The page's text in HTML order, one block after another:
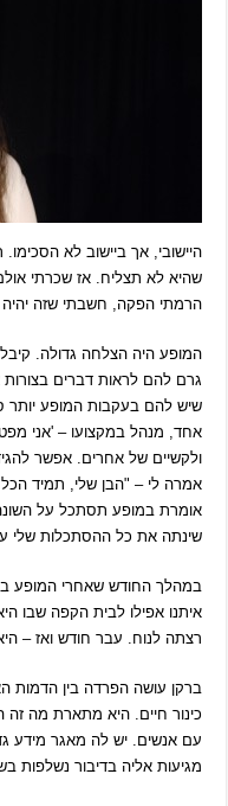
היישובי, אך ביישוב לא
שהיא לא תצליח. אז שכרתי
הרמתי הפקה, חשבתי שזה
המופע היה הצלחה גדולה.
גרם להם לראות דברים
שיש להם בעקבות המופע
אחד, מנהל במקצועו – 'אני
ולקשיים של אחרים. אפשר
אמרה לי – "הבן שלי, תמיד
אומרת במופע תסתכל על
שינתה את כל ההסתכלות שלי
במהלך החודש שאחרי המופע
איתנו אפילו לבית הקפה שבו
רצתה לנוח. עבר חודש ואז –
ברקן עושה הפרדה בין הדמות
כינור חיים. היא מתארת מה זה
עם אנשים. יש לה מאגר מידע
מגיעות אליה בדיבור נשלפות